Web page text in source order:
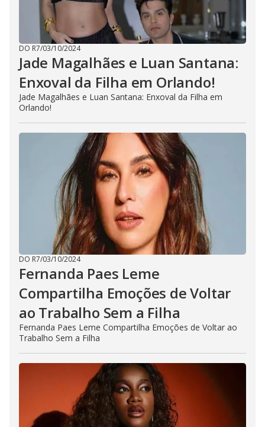
DO R7/03/10/2024
Jade Magalhães e Luan Santana:
Enxoval da Filha em Orlando!
Jade Magalhães e Luan Santana: Enxoval da Filha em
Orlando!
DO R7/03/10/2024
Fernanda Paes Leme
Compartilha Emoções de Voltar
ao Trabalho Sem a Filha
Fernanda Paes Leme Compartilha Emoções de Voltar ao
Trabalho Sem a Filha